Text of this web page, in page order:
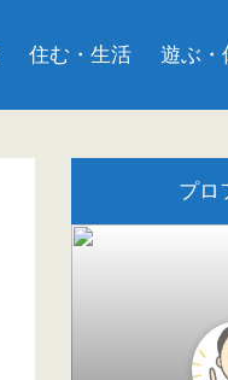
住む・生活 遊ぶ・
プロ